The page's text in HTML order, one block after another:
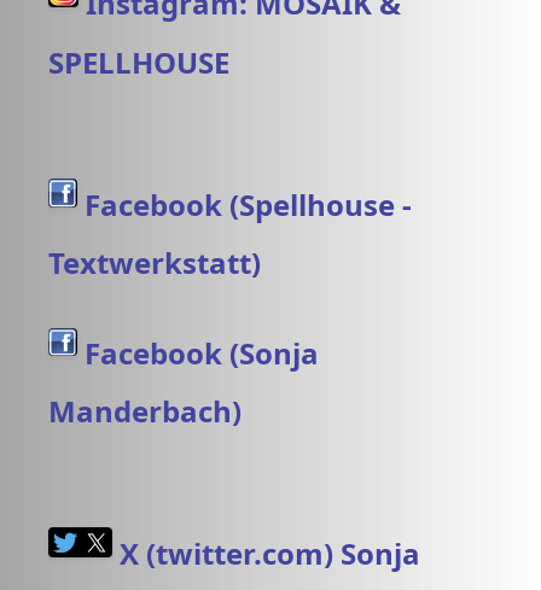
SPELLHOUSE
Facebook (Spellhouse -
Textwerkstatt)
Facebook (Sonja
Manderbach)
X (twitter.com) Sonja